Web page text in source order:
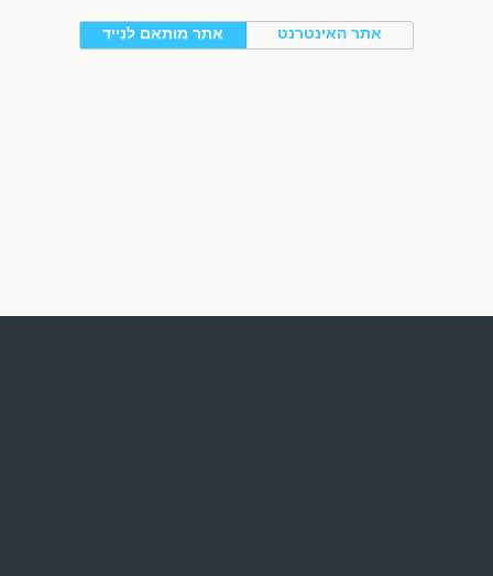
אתר מותאם לנייד אתר האינטרנט